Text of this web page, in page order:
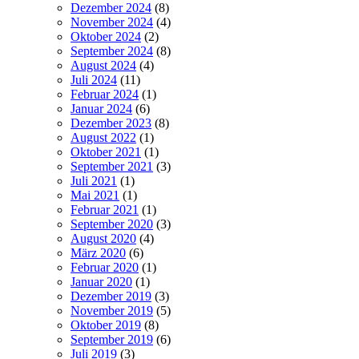
Dezember 2024 (8)
November 2024 (4)
Oktober 2024 (2)
September 2024 (8)
August 2024 (4)
Juli 2024 (11)
Februar 2024 (1)
Januar 2024 (6)
Dezember 2023 (8)
August 2022 (1)
Oktober 2021 (1)
September 2021 (3)
Juli 2021 (1)
Mai 2021 (1)
Februar 2021 (1)
September 2020 (3)
August 2020 (4)
März 2020 (6)
Februar 2020 (1)
Januar 2020 (1)
Dezember 2019 (3)
November 2019 (5)
Oktober 2019 (8)
September 2019 (6)
Juli 2019 (3)